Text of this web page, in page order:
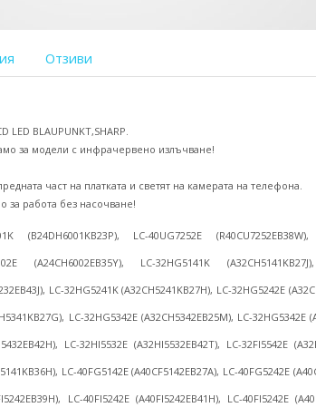
Отзиви
BLAUPUNKT,SHARP.
за модели с инфрачервено излъчване!
част на платката и светят на камерата на телефона.
за работа без насочване!
(B24DH6001KB23P), LC-40UG7252E
(A24CH6002EB35Y), LC-32HG5141K
LC-32HG5241K (A32CH5241KB27H), LC-32HG5242E
LC-32HG5342E (A32CH5342EB25M), LC-32HG5342E
LC-32HI5532E (A32HI5532EB42T), LC-32FI5542E
LC-40FG5142E (A40CF5142EB27A), LC-40FG5242E
LC-40FI5242E (A40FI5242EB41H), LC-40FI5242E